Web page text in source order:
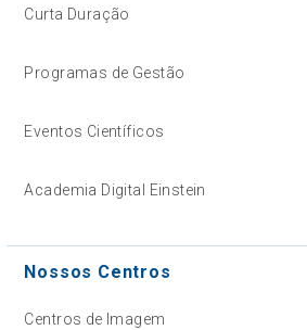
Curta Duração
Programas de Gestão
Eventos Científicos
Academia Digital Einstein
Nossos Centros
Centros de Imagem